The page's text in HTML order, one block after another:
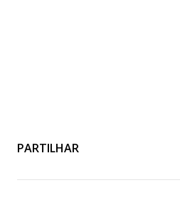
PARTILHAR